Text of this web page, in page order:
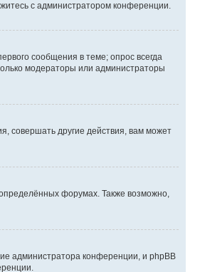
с администратором конференции.
сообщения в теме; опрос всегда
модераторы или администраторы
совершать другие действия, вам может
форумах. Также возможно,
администратора конференции, и phpBB